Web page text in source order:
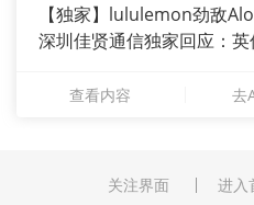
【独家】lululemon劲敌Alo
深圳佳贤通信独家回应：英
查看内容 去
关注界面 进入